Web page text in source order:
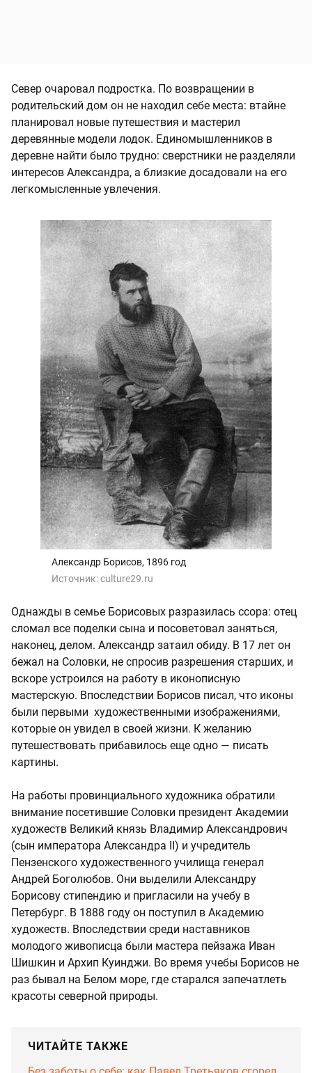
Север очаровал подростка. По возвращении в
родительский дом он не находил себе места: втайне
планировал новые путешествия и мастерил
деревянные модели лодок. Единомышленников в
деревне найти было трудно: сверстники не разделяли
интересов Александра, а близкие досадовали на его
легкомысленные увлечения.
Александр Борисов, 1896 год
Источник:culture29.ru
Однажды в семье Борисовых разразилась ссора: отец
сломал все поделки сына и посоветовал заняться,
наконец, делом. Александр затаил обиду. В 17 лет он
бежал на Соловки, не спросив разрешения старших, и
вскоре устроился на работу в иконописную
мастерскую. Впоследствии Борисов писал, что иконы
были первыми художественными изображениями,
которые он увидел в своей жизни. К желанию
путешествовать прибавилось еще одно — писать
картины.
На работы провинциального художника обратили
внимание посетившие Соловки президент Академии
художеств Великий князь Владимир Александрович
(сын императора Александра II) и учредитель
Пензенского художественного училища генерал
Андрей Боголюбов. Они выделили Александру
Борисову стипендию и пригласили на учебу в
Петербург. В 1888 году он поступил в Академию
художеств. Впоследствии среди наставников
молодого живописца были мастера пейзажа Иван
Шишкин и Архип Куинджи. Во время учебы Борисов не
раз бывал на Белом море, где старался запечатлеть
красоты северной природы.
ЧИТАЙТЕ ТАКЖЕ